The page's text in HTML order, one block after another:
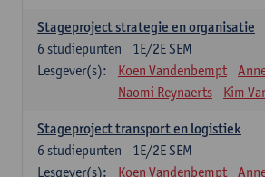
Stageproject strategie en organisatie
1E/2E SEM
6 studiepunten
Lesgever(s):
Koen Vandenbempt
Naomi Reynaerts
Kim
Stageproject transport en logistiek
1E/2E SEM
6 studiepunten
Lesgever(s):
Koen Vandenbempt